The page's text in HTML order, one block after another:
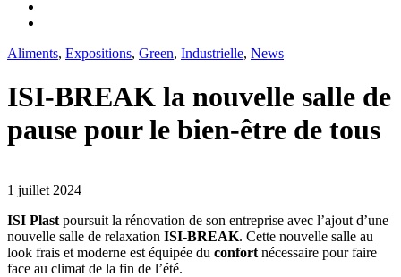
Aliments, Expositions, Green, Industrielle, News
ISI-BREAK la nouvelle salle de
pause pour le bien-être de tous
1 juillet 2024
ISI Plast poursuit la rénovation de son entreprise avec l’ajout d’une
nouvelle salle de relaxation ISI-BREAK. Cette nouvelle salle au
look frais et moderne est équipée du confort nécessaire pour faire
face au climat de la fin de l’été.